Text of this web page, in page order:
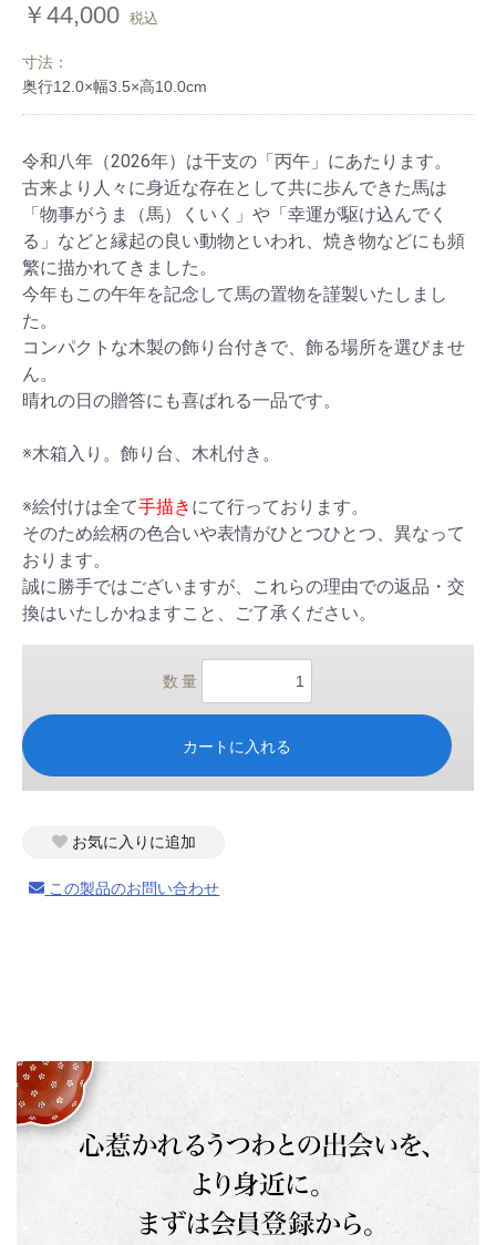
￥44,000 税込
寸法：
令和八年（2026年）は干支の「丙午」にあたります。
古来より人々に身近な存在として共に歩んできた馬は
「物事がうま（馬）くいく」や「幸運が駆け込んでく
る」などと縁起の良い動物といわれ、焼き物などにも頻
繁に描かれてきました。
今年もこの午年を記念して馬の置物を謹製いたしまし
た。
コンパクトな木製の飾り台付きで、飾る場所を選びませ
ん。
晴れの日の贈答にも喜ばれる一品です。
※木箱入り。飾り台、木札付き。
※絵付けは全て手描き にて行っております。
そのため絵柄の色合いや表情がひとつひとつ、異なって
おります。
誠に勝手ではございますが、これらの理由での返品・交
換はいたしかねますこと、ご了承ください。
数 量
カートに入れる
お気に入りに追加
この製品のお問い合わせ